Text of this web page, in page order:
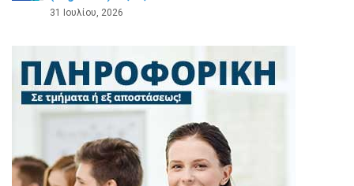
31 Ιουλίου, 2026